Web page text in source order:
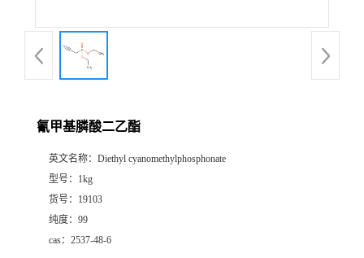
氰甲基膦酸二乙酯
英文名称： Diethyl cyanomethylphosphonate
型号： 1kg
货号： 19103
纯度： 99
cas： 2537-48-6